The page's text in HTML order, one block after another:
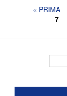
Pagine« PRIMA
7